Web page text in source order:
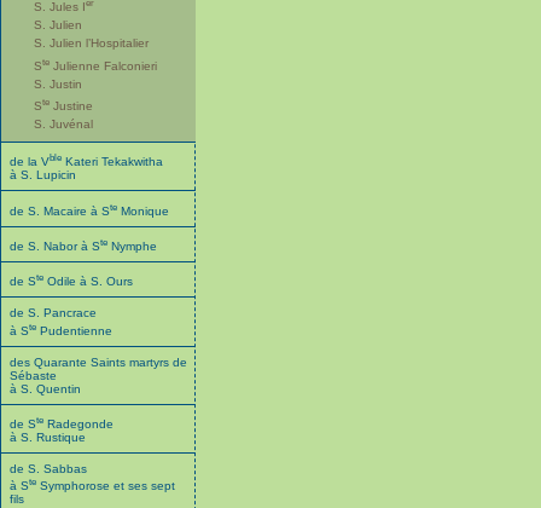
S. Jules I
S. Julien
S. Julien l’Hospitalier
Ste Julienne Falconieri
S. Justin
Ste Justine
S. Juvénal
de la Vble Kateri Tekakwitha
à S. Lupicin
de S. Macaire à Ste Monique
de S. Nabor à Ste Nymphe
de Ste Odile à S. Ours
de S. Pancrace
à Ste Pudentienne
des Quarante Saints martyrs de
Sébaste
à S. Quentin
de Ste Radegonde
à S. Rustique
de S. Sabbas
à Ste Symphorose et ses sept
fils